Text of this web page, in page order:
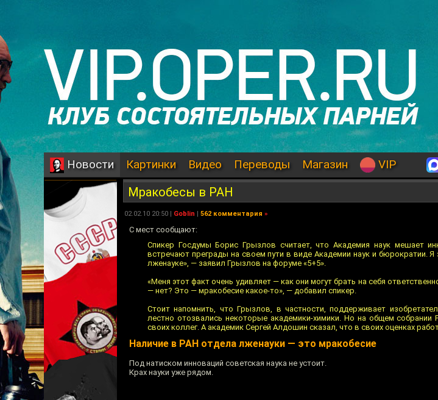
Новости Картинки Видео Переводы Магазин VIP
Мракобесы в РАН
02.02.10 20:50 | Goblin | 562 комментария »
С мест сообщают:
Спикер Госдумы Борис Грызлов считает, что Академия наук мешает
встречают преграды на своем пути в виде Академии наук и бюрократии.
лженауке», — заявил Грызлов на форуме «5+5».
«Меня этот факт очень удивляет — как они могут брать на себя
— нет? Это — мракобесие какое-то», — добавил спикер.
Стоит напомнить, что Грызлов, в частности, поддерживает
лестно отозвались некоторые академики-химики. Но на общем собрании
своих коллег. А академик Сергей Алдошин сказал, что в своих оценках
Наличие в РАН отдела лженауки — это мракобесие
Под натиском инноваций советская наука не устоит.
Крах науки уже рядом.